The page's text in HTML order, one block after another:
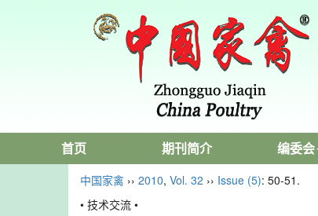
首页 期刊简介 编委会
中国家禽 ›› 2010, Vol. 32 ›› Issue (5): 50-51.
• 技术交流 •